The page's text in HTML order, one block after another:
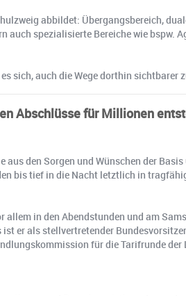
abbildet: Übergangsbereich,
spezialisierte Bereiche wie bspw.
sich, auch die Wege dorthin sichtbarer
Abschlüsse für Millionen
den Sorgen und Wünschen der
bis tief in die Nacht letztlich in
in den Abendstunden und am
er als stellvertretender
für die Tarifrunde